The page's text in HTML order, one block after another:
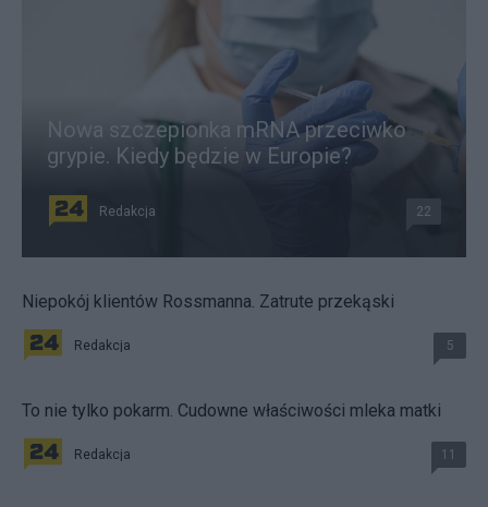
Nowa szczepionka mRNA przeciwko
grypie. Kiedy będzie w Europie?
Redakcja 22
Niepokój klientów Rossmanna. Zatrute przekąski
Redakcja 5
To nie tylko pokarm. Cudowne właściwości mleka matki
Redakcja 11